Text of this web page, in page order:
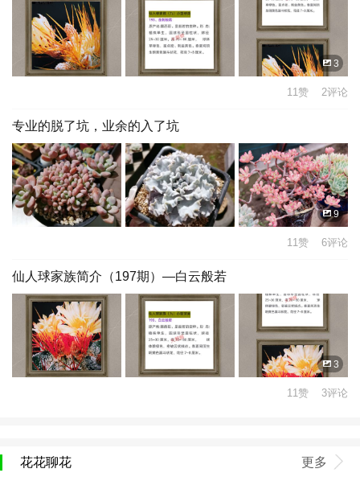
3
11赞 2评论
专业的脱了坑，业余的入了坑
9
11赞 6评论
仙人球家族简介（197期）—白云般若
3
11赞 3评论
花花聊花 更多